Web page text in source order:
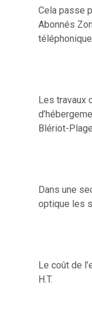
Cela passe
Abonnés
Les travaux
Blériot-
Dans une
optique les
Le coût de
H.T.